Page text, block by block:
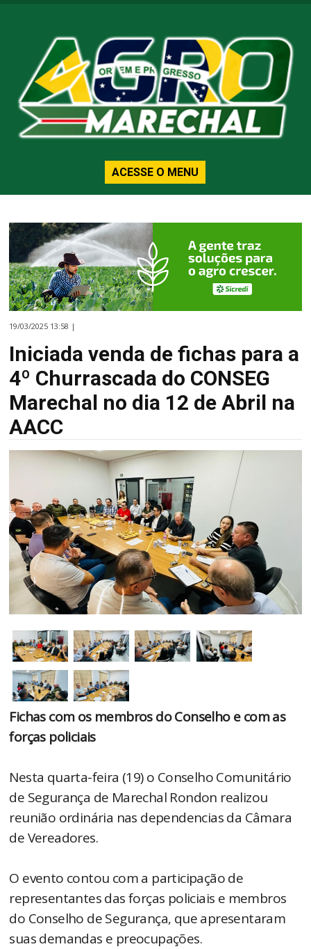
ACESSE O MENU
19/03/2025 13:58 |
Iniciada venda de fichas para a
4º Churrascada do CONSEG
Marechal no dia 12 de Abril na
AACC
Fichas com os membros do Conselho e com as
forças policiais
Nesta quarta-feira (19) o Conselho Comunitário
de Segurança de Marechal Rondon realizou
reunião ordinária nas dependencias da Câmara
de Vereadores.
O evento contou com a participação de
representantes das forças policiais e membros
do Conselho de Segurança, que apresentaram
suas demandas e preocupações.